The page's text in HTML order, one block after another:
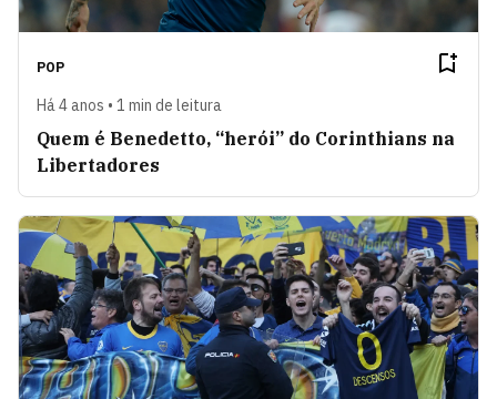
POP
Há 4 anos • 1 min de leitura
Quem é Benedetto, “herói” do Corinthians na
Libertadores